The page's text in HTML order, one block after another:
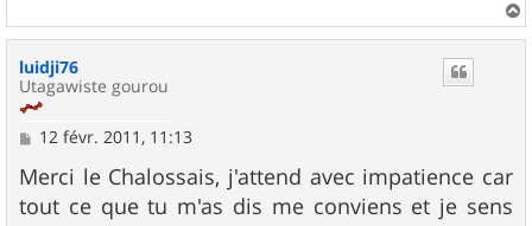
a
luidji76
Utagawiste gourou
M
s
s
a
12 févr. 2011, 11:13
Merci le Chalossais, j'attend avec impatience car
tout ce que tu m'as dis me conviens et je sens